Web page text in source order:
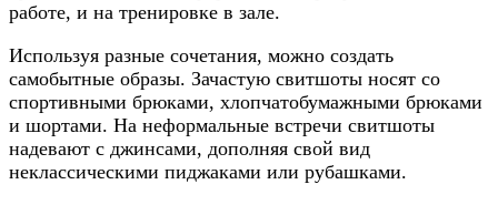
работе, и на тренировке в зале.
Используя разные сочетания, можно создать
самобытные образы. Зачастую свитшоты носят со
спортивными брюками, хлопчатобумажными брюками
и шортами. На неформальные встречи свитшоты
надевают с джинсами, дополняя свой вид
неклассическими пиджаками или рубашками.